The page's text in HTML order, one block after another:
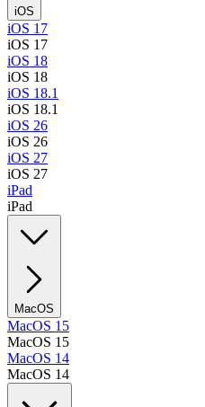
iOS
iOS 17
iOS 17
iOS 18
iOS 18
iOS 18.1
iOS 18.1
iOS 26
iOS 26
iOS 27
iOS 27
iPad
iPad
MacOS
MacOS 15
MacOS 15
MacOS 14
MacOS 14